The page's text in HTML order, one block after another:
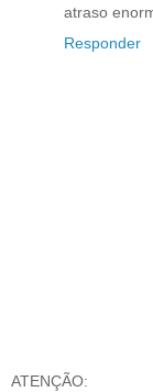
atraso
Responder
ATENÇÃO: